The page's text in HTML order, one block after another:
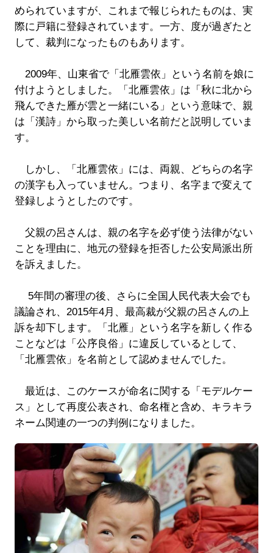
められていますが、これまで報じられたものは、実
際に戸籍に登録されています。一方、度が過ぎたと
して、裁判になったものもあります。
2009年、山東省で「北雁雲依」という名前を娘に
付けようとしました。「北雁雲依」は「秋に北から
飛んできた雁が雲と一緒にいる」という意味で、親
は「漢詩」から取った美しい名前だと説明していま
す。
しかし、「北雁雲依」には、両親、どちらの名字
の漢字も入っていません。つまり、名字まで変えて
登録しようとしたのです。
父親の呂さんは、親の名字を必ず使う法律がない
ことを理由に、地元の登録を拒否した公安局派出所
を訴えました。
5年間の審理の後、さらに全国人民代表大会でも
議論され、2015年4月、最高裁が父親の呂さんの上
訴を却下します。「北雁」という名字を新しく作る
ことなどは「公序良俗」に違反しているとして、
「北雁雲依」を名前として認めませんでした。
最近は、このケースが命名に関する「モデルケー
ス」として再度公表され、命名権と含め、キラキラ
ネーム関連の一つの判例になりました。